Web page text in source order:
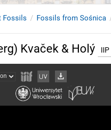
Fossils Fossils from Sośnica
Kvaček & Holý IIP